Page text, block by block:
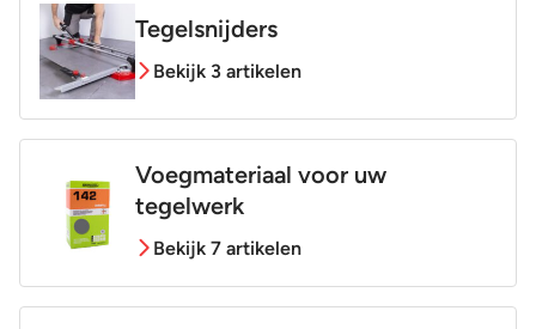
Tegelsnijders
Bekijk 3 artikelen
Voegmateriaal voor uw
tegelwerk
Bekijk 7 artikelen